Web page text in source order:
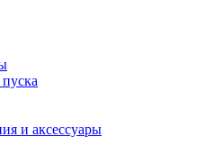
и аксессуары